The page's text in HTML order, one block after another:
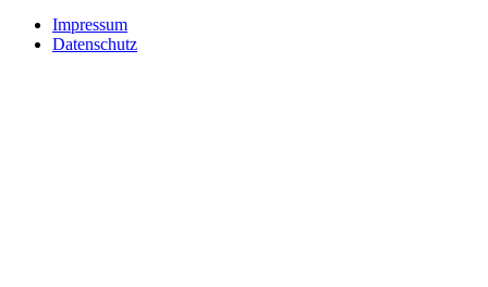
Impressum
Datenschutz